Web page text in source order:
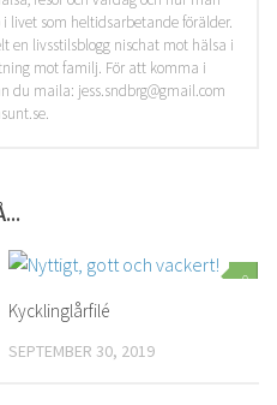
livet som heltidsarbetande förälder.
en livsstilsblogg nischat mot hälsa i
mot familj. För att komma i
du maila: jess.sndbrg@gmail.com
0
Kycklinglårfilé
SEPTEMBER 30, 2019